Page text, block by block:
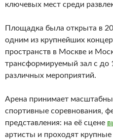
ключевых мест среди
Площадка была открыта в
одним из крупнейших
пространств в Москве и
трансформируемый зал с до
различных мероприятий.
Арена принимает
спортивные соревнования,
представления: на её сцене
артисты и проходят